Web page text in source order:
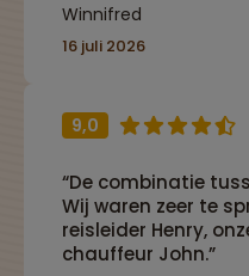
Winnifred
16 juli 2026
9,0
“De combinatie
Wij waren zeer te
reisleider Henry,
chauffeur John.”